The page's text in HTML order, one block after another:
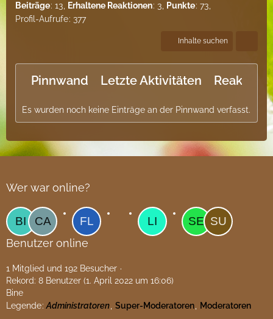
Beiträge 13 Erhaltene Reaktionen 3 Punkte 73
Profil-Aufrufe 377
Inhalte suchen
Pinnwand Letzte Aktivitäten
Es wurden noch keine Einträge an der Pinnwand verfasst.
Wer war online?
Benutzer online
1 Mitglied und 192 Besucher
Rekord: 8 Benutzer (1. April 2022 um 16:06)
Bine
Legende Administratoren Super-Moderatoren Moderatoren